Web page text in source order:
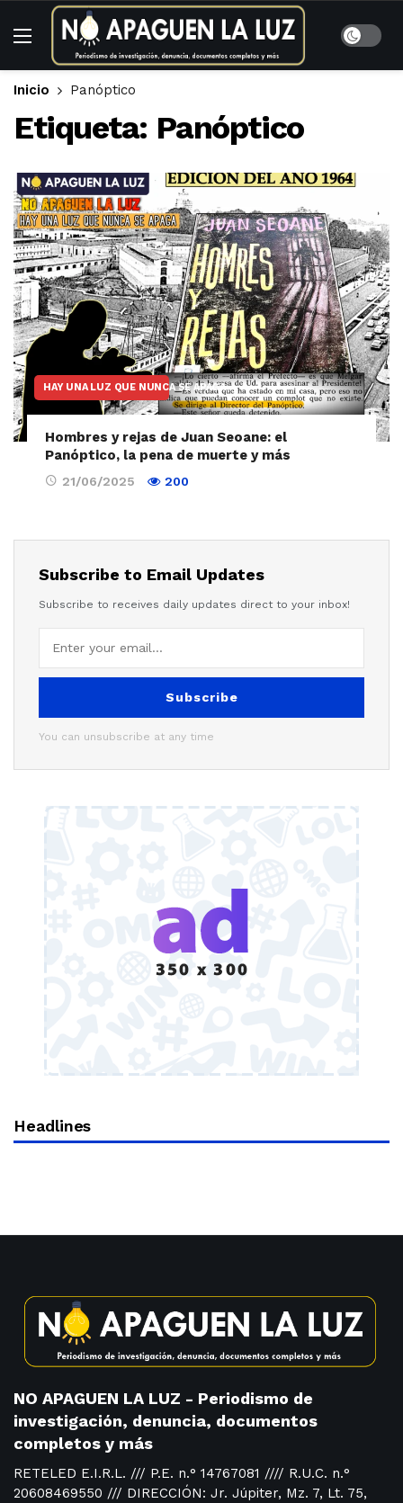
Inicio Panóptico
Etiqueta: Panóptico
HAY UNA LUZ QUE NUNCA SE APAGA
Hombres y rejas de Juan Seoane: el
Panóptico, la pena de muerte y más
21/06/2025 200
Subscribe to Email Updates
Subscribe to receives daily updates direct to your inbox!
Subscribe
You can unsubscribe at any time
Headlines
NO APAGUEN LA LUZ - Periodismo de
investigación, denuncia, documentos
completos y más
RETELED E.I.R.L. /// P.E. n.° 14767081 //// R.U.C. n.°
20608469550 /// DIRECCIÓN: Jr. Júpiter, Mz. 7, Lt. 75,